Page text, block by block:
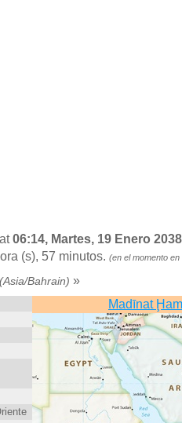
06:14, Martes, 19 Enero 2038
(s), 57 minutos. (en el momento
(Asia/Bahrain) »
Madīnat